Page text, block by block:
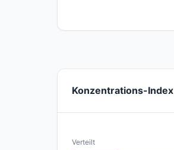
Konzentrations-Index
Verteilt